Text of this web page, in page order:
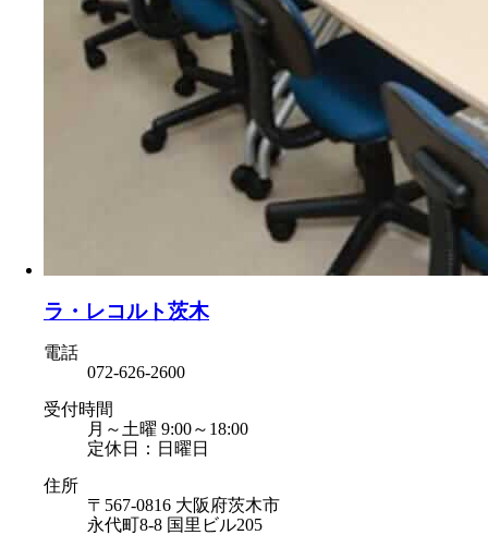
ラ・レコルト茨木
電話
072-626-2600
受付時間
月～土曜 9:00～18:00
定休日：日曜日
住所
〒567-0816 大阪府茨木市
永代町8-8 国里ビル205